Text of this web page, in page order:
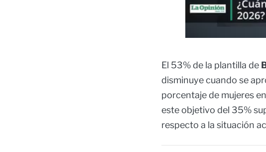
El 53% de la plantilla de
disminuye cuando se
porcentaje de mujeres
este objetivo del 35%
respecto a la situación